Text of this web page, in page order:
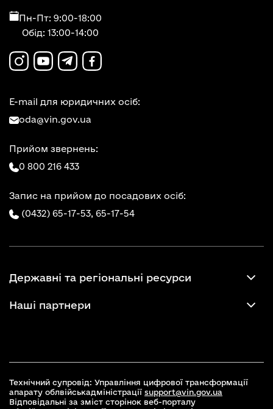
Пн-Пт: 9:00-18:00
Обід: 13:00-14:00
E-mail для юридичних осіб:
oda@vin.gov.ua
Прийом звернень:
0 800 216 433
Запис на прийом до посадових осіб:
(0432) 65-17-53, 65-17-54
Державні та регіональні ресурси
Наші партнери
Технічний супровід: Управління цифрової трансформації
апарату облвійськадміністрації support@vin.gov.ua
Відповідальні за зміст сторінок веб-порталу